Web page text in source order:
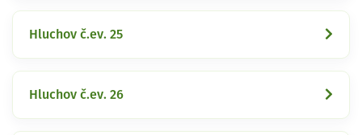
Hluchov č.ev. 25
Hluchov č.ev. 26